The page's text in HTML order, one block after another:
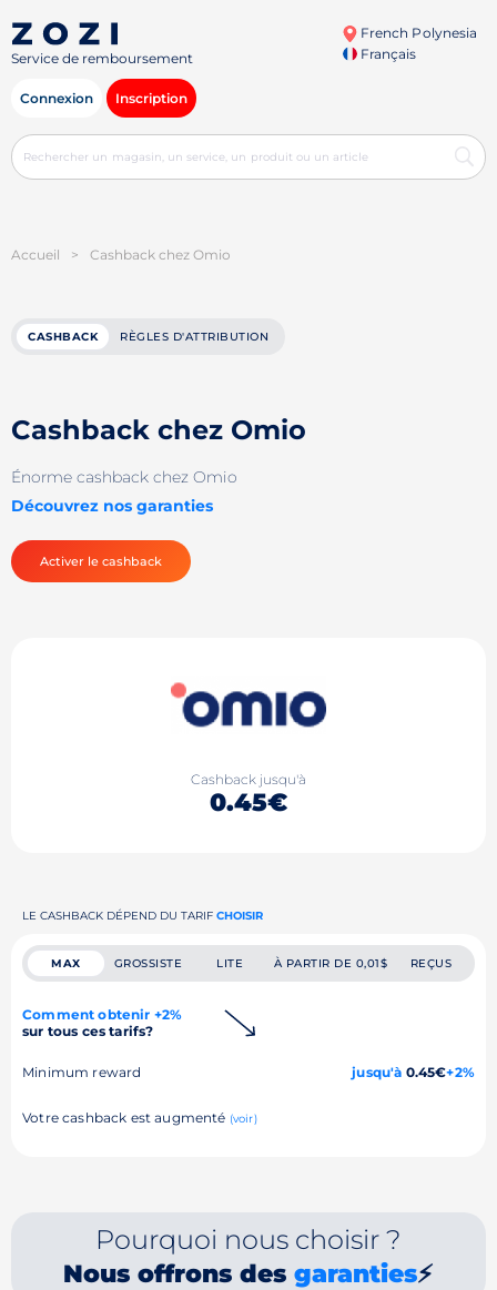
Service de remboursement
French Polynesia
Français
Connexion Inscription
Accueil > Cashback chez Omio
CASHBACK RÈGLES D'ATTRIBUTION
Cashback chez Omio
Énorme cashback chez Omio
Découvrez nos garanties
Activer le cashback
Cashback jusqu'à
0.45€
LE CASHBACK DÉPEND DU TARIF CHOISIR
MAX GROSSISTE LITE À PARTIR DE 0,01$ REÇUS
Comment obtenir +2%
sur tous ces tarifs?
Minimum reward jusqu'à 0.45€+2%
Votre cashback est augmenté (voir)
Pourquoi nous choisir ?
Nous offrons desgaranties⚡